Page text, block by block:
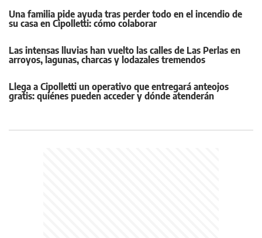
Una familia pide ayuda tras perder todo en el incendio de
su casa en Cipolletti: cómo colaborar
Las intensas lluvias han vuelto las calles de Las Perlas en
arroyos, lagunas, charcas y lodazales tremendos
Llega a Cipolletti un operativo que entregará anteojos
gratis: quiénes pueden acceder y dónde atenderán